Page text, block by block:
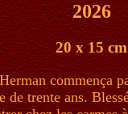
2026
20 x 15 cm
commença
de trente ans.